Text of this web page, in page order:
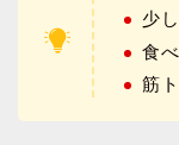
少
食
筋